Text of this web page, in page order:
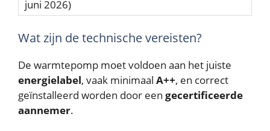
Wat zijn de technische vereisten?
De warmtepomp moet voldoen aan het juiste
energielabel, vaak minimaal A++, en correct
geïnstalleerd worden door een gecertificeerde
aannemer.